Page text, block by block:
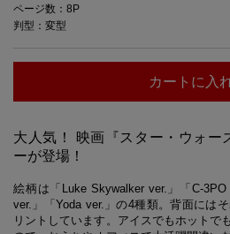
ページ数：8P
判型：変型
カートに入
大人気！ 映画『スター・ウォー
ーが登場！
絵柄は「Luke Skywalker ver.」「C-
ver.」「Yoda ver.」の4種類。背面には
リントしています。アイスでもホットで